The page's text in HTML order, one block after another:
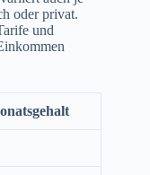
oder privat.
und